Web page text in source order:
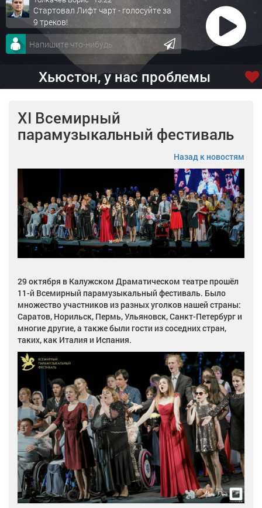
Стартовал Лифт чарт - голосуйте за
9 треков!
Хьюстон, у нас проблемы
XI Всемирный
парамузыкальный фестиваль
Назад к новостям
29 октября в Калужском Драматическом театре прошёл
11-й Всемирный парамузыкальный фестиваль. Было
множество участников из разных уголков нашей страны:
Саратов, Норильск, Пермь, Ульяновск, Санкт-Петербург и
многие другие, а также были гости из соседних стран,
таких, как Италия и Испания.